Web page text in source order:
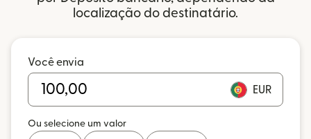
localização do destinatário.
Você envia
EUR
Ou selecione um valor